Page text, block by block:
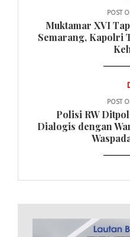
POST
Muktamar XVI
Semarang, Kapolri
POST
Polisi RW
Dialogis dengan